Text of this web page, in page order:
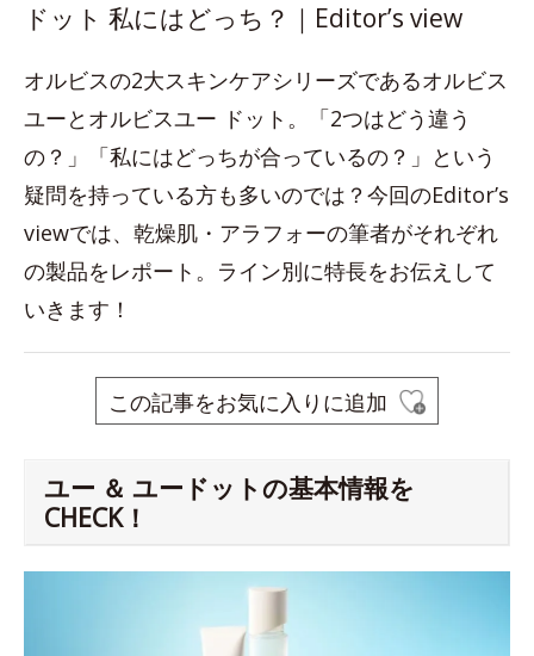
ドット 私にはどっち？｜Editor’s view
オルビスの2大スキンケアシリーズであるオルビス
ユーとオルビスユー ドット。「2つはどう違う
の？」「私にはどっちが合っているの？」という
疑問を持っている方も多いのでは？今回のEditor’s
viewでは、乾燥肌・アラフォーの筆者がそれぞれ
の製品をレポート。ライン別に特長をお伝えして
いきます！
この記事をお気に入りに追加
ユー ＆ ユードットの基本情報を
CHECK！